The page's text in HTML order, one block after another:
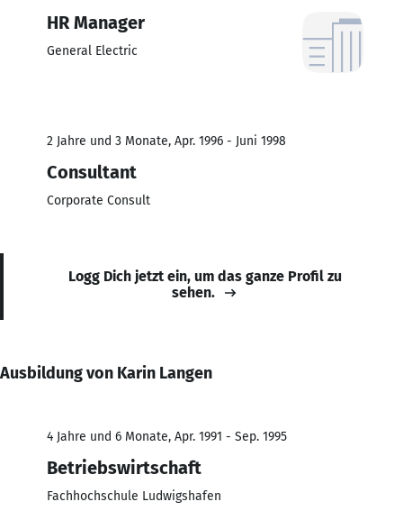
HR Manager
General Electric
2 Jahre und 3 Monate, Apr. 1996 - Juni 1998
Consultant
Corporate Consult
Logg Dich jetzt ein, um das ganze Profil zu
sehen.
Ausbildung von Karin Langen
4 Jahre und 6 Monate, Apr. 1991 - Sep. 1995
Betriebswirtschaft
Fachhochschule Ludwigshafen